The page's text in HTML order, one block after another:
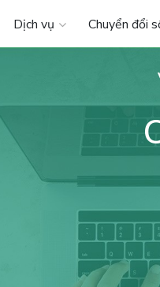
Dịch vụ Chuyển đổi